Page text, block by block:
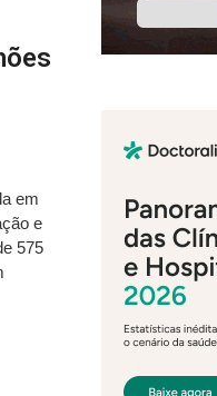
em
e
575